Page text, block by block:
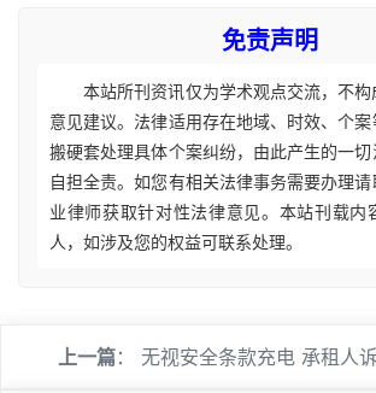
免责声明
本站所刊资讯仅为学术观点交流，不
意见建议。法律适用存在地域、时效、个
搬硬套处理具体个案纠纷，由此产生的一
自担全责。如您有相关法律事务需要办理
业律师获取针对性法律意见。本站刊载内
人，如涉及您的权益可联系处理。
上一篇： 无视安全条款充电 承租人